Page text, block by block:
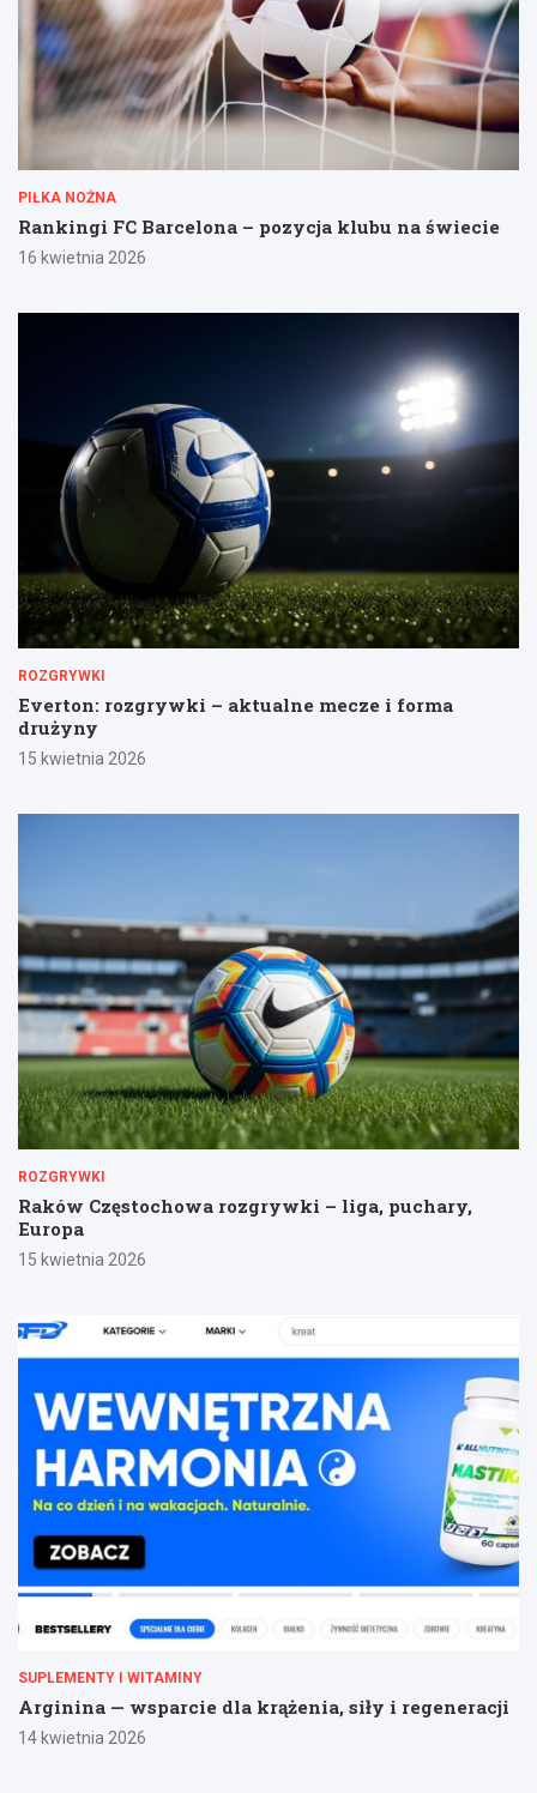
PIŁKA NOŻNA
Rankingi FC Barcelona – pozycja klubu na świecie
16 kwietnia 2026
ROZGRYWKI
Everton: rozgrywki – aktualne mecze i forma
drużyny
15 kwietnia 2026
ROZGRYWKI
Raków Częstochowa rozgrywki – liga, puchary,
Europa
15 kwietnia 2026
SUPLEMENTY I WITAMINY
Arginina — wsparcie dla krążenia, siły i regeneracji
14 kwietnia 2026